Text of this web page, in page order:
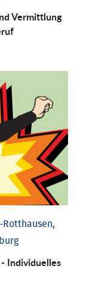
Vermittlung
Rotthausen,
Individu­elles